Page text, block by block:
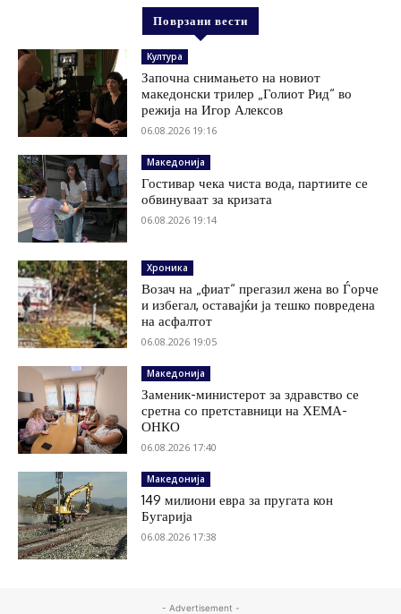
Поврзани вести
Култура
Започна снимањето на новиот
македонски трилер „Голиот Рид“ во
режија на Игор Алексов
06.08.2026 19:16
Македонија
Гостивар чека чиста вода, партиите се
обвинуваат за кризата
06.08.2026 19:14
Хроника
Возач на „фиат“ прегазил жена во Ѓорче
и избегал, оставајќи ја тешко повредена
на асфалтот
06.08.2026 19:05
Македонија
Заменик-министерот за здравство се
сретна со претставници на ХЕМА-
ОНКО
06.08.2026 17:40
Македонија
149 милиони евра за пругата кон
Бугарија
06.08.2026 17:38
- Advertisement -